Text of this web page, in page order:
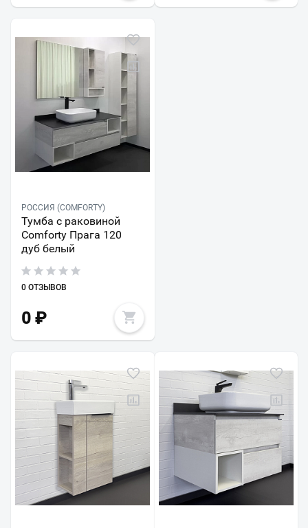
РОССИЯ (COMFORTY)
Тумба с раковиной
Comforty Прага 120
дуб белый
0 ОТЗЫВОВ
0 ₽